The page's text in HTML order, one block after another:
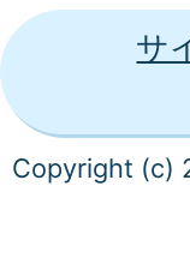
サ
Copyright (c)